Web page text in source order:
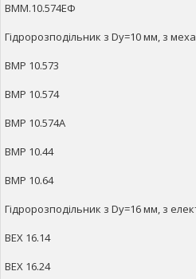
ВММ.10.574ЕФ
Гідророзподільник з Dy=10 мм, з
ВМР 10.573
ВМР 10.574
ВМР 10.574А
ВМР 10.44
ВМР 10.64
Гідророзподільник з Dy=16 мм, з
ВЕХ 16.14
ВЕХ 16.24